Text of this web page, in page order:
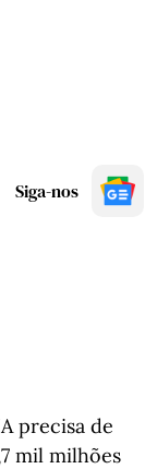
Siga-nos
precisa de
mil milhões